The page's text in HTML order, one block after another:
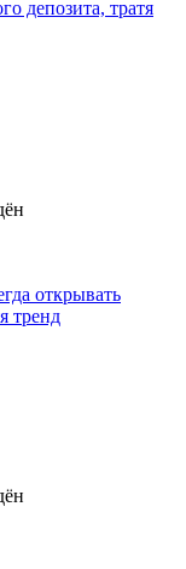
депозита, тратя
открывать
тренд